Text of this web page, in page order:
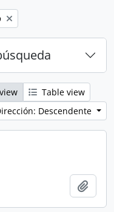
Table view
Descendente